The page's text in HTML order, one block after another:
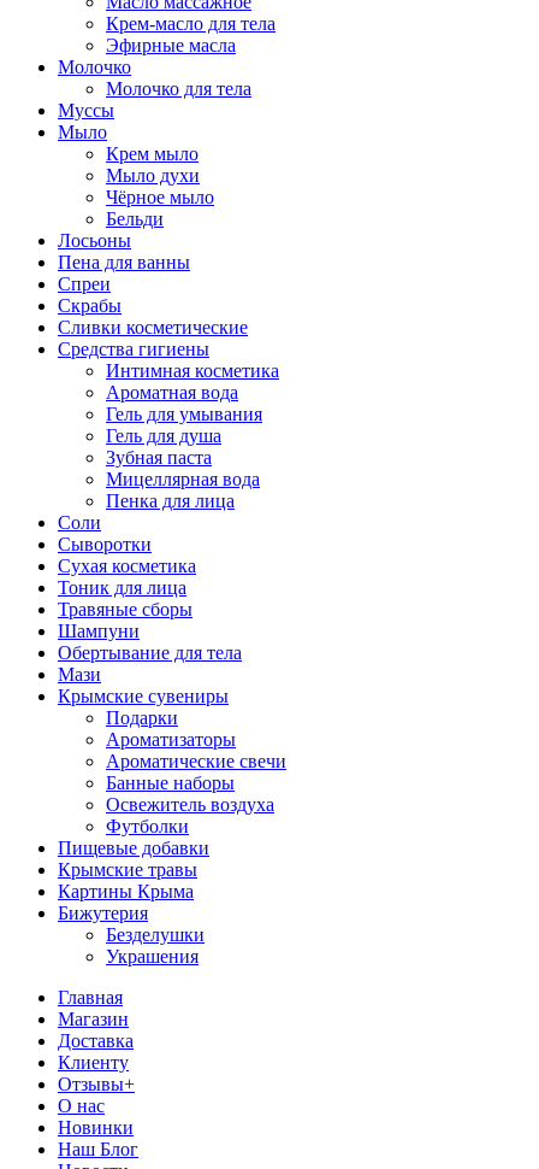
Крем-масло для тела
Эфирные масла
Молочко
Молочко для тела
Муссы
Мыло
Крем мыло
Мыло духи
Чёрное мыло
Бельди
Лосьоны
Пена для ванны
Спреи
Скрабы
Сливки косметические
Средства гигиены
Интимная косметика
Ароматная вода
Гель для умывания
Гель для душа
Зубная паста
Мицеллярная вода
Пенка для лица
Соли
Сыворотки
Сухая косметика
Тоник для лица
Травяные сборы
Шампуни
Обертывание для тела
Мази
Крымские сувениры
Подарки
Ароматизаторы
Ароматические свечи
Банные наборы
Освежитель воздуха
Футболки
Пищевые добавки
Крымские травы
Картины Крыма
Бижутерия
Безделушки
Украшения
Главная
Магазин
Доставка
Клиенту
Отзывы+
О нас
Новинки
Наш Блог